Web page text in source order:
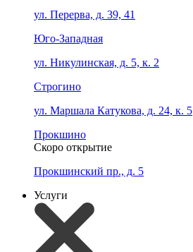
ул. Перерва, д. 39, 41
Юго-Западная
ул. Никулинская, д. 5, к. 2
Строгино
ул. Маршала Катукова, д. 24, к. 5
Прокшино
Скоро открытие
Прокшинский пр., д. 5
Услуги